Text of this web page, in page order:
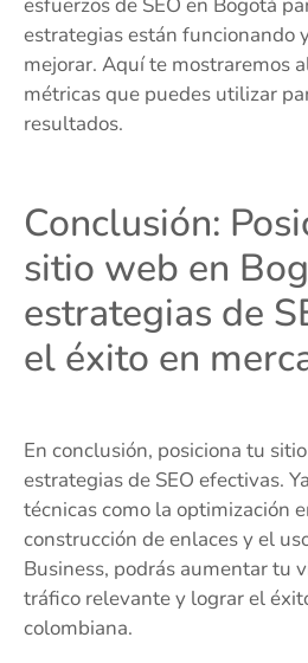
esfuerzos de SEO en Bogotá
estrategias están funcionando
mejorar. Aquí te mostraremos
métricas que puedes utilizar
resultados.
Conclusión:
sitio web en
estrategias de
el éxito en
En conclusión, posiciona tu
estrategias de SEO efectivas.
técnicas como la optimización
construcción de enlaces y el
Business, podrás aumentar tu
tráfico relevante y lograr el
colombiana.